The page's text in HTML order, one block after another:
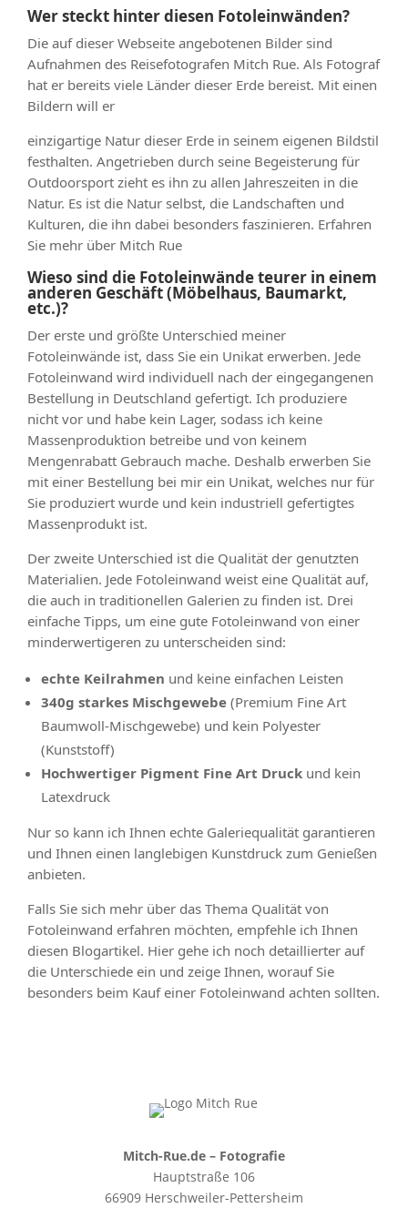
Wer steckt hinter diesen Fotoleinwänden?
Die auf dieser Webseite angebotenen Bilder sind
Aufnahmen des Reisefotografen Mitch Rue. Als Fotograf
hat er bereits viele Länder dieser Erde bereist. Mit einen
Bildern will er
einzigartige Natur dieser Erde in seinem eigenen Bildstil
festhalten. Angetrieben durch seine Begeisterung für
Outdoorsport zieht es ihn zu allen Jahreszeiten in die
Natur. Es ist die Natur selbst, die Landschaften und
Kulturen, die ihn dabei besonders faszinieren. Erfahren
Sie mehr über Mitch Rue
Wieso sind die Fotoleinwände teurer in einem
anderen Geschäft (Möbelhaus, Baumarkt,
etc.)?
Der erste und größte Unterschied meiner
Fotoleinwände ist, dass Sie ein Unikat erwerben. Jede
Fotoleinwand wird individuell nach der eingegangenen
Bestellung in Deutschland gefertigt. Ich produziere
nicht vor und habe kein Lager, sodass ich keine
Massenproduktion betreibe und von keinem
Mengenrabatt Gebrauch mache. Deshalb erwerben Sie
mit einer Bestellung bei mir ein Unikat, welches nur für
Sie produziert wurde und kein industriell gefertigtes
Massenprodukt ist.
Der zweite Unterschied ist die Qualität der genutzten
Materialien. Jede Fotoleinwand weist eine Qualität auf,
die auch in traditionellen Galerien zu finden ist. Drei
einfache Tipps, um eine gute Fotoleinwand von einer
minderwertigeren zu unterscheiden sind:
echte Keilrahmen und keine einfachen Leisten
340g starkes Mischgewebe (Premium Fine Art
Baumwoll-Mischgewebe) und kein Polyester
(Kunststoff)
Hochwertiger Pigment Fine Art Druck und kein
Latexdruck
Nur so kann ich Ihnen echte Galeriequalität garantieren
und Ihnen einen langlebigen Kunstdruck zum Genießen
anbieten.
Falls Sie sich mehr über das Thema Qualität von
Fotoleinwand erfahren möchten, empfehle ich Ihnen
diesen Blogartikel. Hier gehe ich noch detaillierter auf
die Unterschiede ein und zeige Ihnen, worauf Sie
besonders beim Kauf einer Fotoleinwand achten sollten.
Mitch-Rue.de – Fotografie
Hauptstraße 106
66909 Herschweiler-Pettersheim